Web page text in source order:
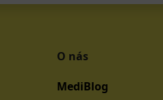
O nás
MediBlog